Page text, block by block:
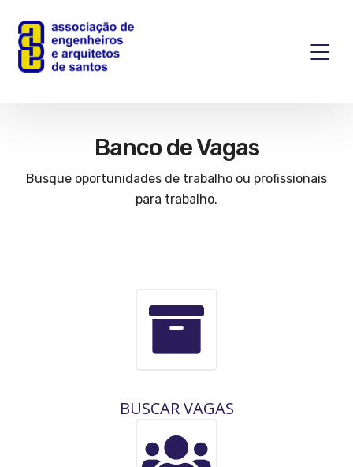
Banco de Vagas
Busque oportunidades de trabalho ou profissionais
para trabalho.
BUSCAR VAGAS